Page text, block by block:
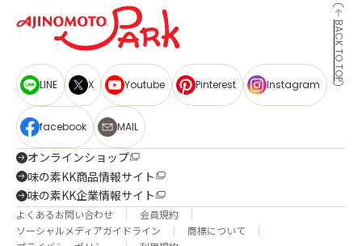
BACK TO TOP
LINE X Youtube Pinterest Instagram
facebook MAIL
オンラインショップ
味の素KK商品情報サイト
味の素KK企業情報サイト
よくあるお問い合わせ
会員規約
ソーシャルメディアガイドライン
商標について